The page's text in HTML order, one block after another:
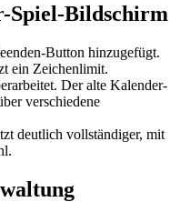
Spiel-Bildschirm
Button hinzugefügt.
ein Zeichenlimit.
Der alte Kalender-
verschiedene
deutlich vollständiger, mit